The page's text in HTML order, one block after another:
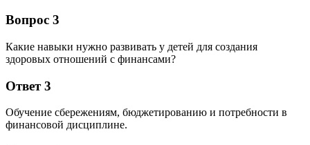
Вопрос 3
Какие навыки нужно развивать у детей для создания
здоровых отношений с финансами?
Ответ 3
Обучение сбережениям, бюджетированию и потребности в
финансовой дисциплине.